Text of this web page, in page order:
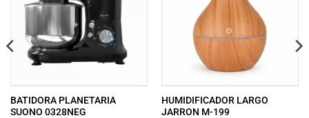
BATIDORA PLANETARIA
SUONO 0328NEG
HUMIDIFICADOR LARGO
JARRON M-199